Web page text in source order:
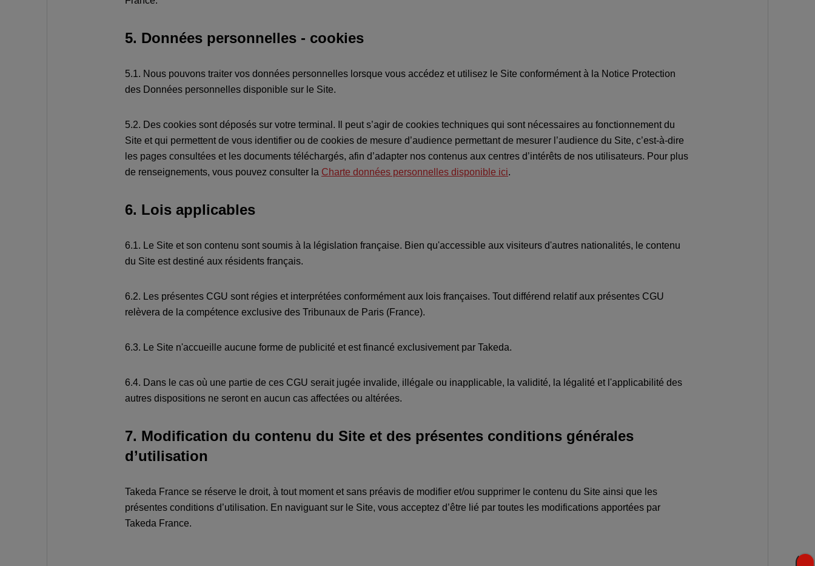
5. Données personnelles - cookies
5.1. Nous pouvons traiter vos données personnelles lorsque vous accédez et utilisez le Site conformément à la Notice Protection
des Données personnelles disponible sur le Site.
5.2. Des cookies sont déposés sur votre terminal. Il peut s’agir de cookies techniques qui sont nécessaires au fonctionnement du
Site et qui permettent de vous identifier ou de cookies de mesure d’audience permettant de mesurer l’audience du Site, c’est-à-dire
les pages consultées et les documents téléchargés, afin d’adapter nos contenus aux centres d’intérêts de nos utilisateurs. Pour plus
de renseignements, vous pouvez consulter la Charte données personnelles disponible ici.
6. Lois applicables
6.1. Le Site et son contenu sont soumis à la législation française. Bien qu'accessible aux visiteurs d'autres nationalités, le contenu
du Site est destiné aux résidents français.
6.2. Les présentes CGU sont régies et interprétées conformément aux lois françaises. Tout différend relatif aux présentes CGU
relèvera de la compétence exclusive des Tribunaux de Paris (France).
6.3. Le Site n'accueille aucune forme de publicité et est financé exclusivement par Takeda.
6.4. Dans le cas où une partie de ces CGU serait jugée invalide, illégale ou inapplicable, la validité, la légalité et l'applicabilité des
autres dispositions ne seront en aucun cas affectées ou altérées.
7. Modification du contenu du Site et des présentes conditions générales
d’utilisation
Takeda France se réserve le droit, à tout moment et sans préavis de modifier et/ou supprimer le contenu du Site ainsi que les
présentes conditions d’utilisation. En naviguant sur le Site, vous acceptez d’être lié par toutes les modifications apportées par
Takeda France.